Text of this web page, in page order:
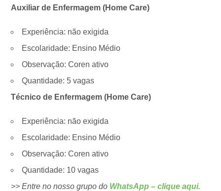
Auxiliar de Enfermagem (Home Care)
Experiência: não exigida
Escolaridade: Ensino Médio
Observação: Coren ativo
Quantidade: 5 vagas
Técnico de Enfermagem (Home Care)
Experiência: não exigida
Escolaridade: Ensino Médio
Observação: Coren ativo
Quantidade: 10 vagas
>> Entre no nosso grupo do WhatsApp – clique aqui.